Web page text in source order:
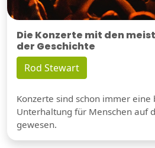
Die Konzerte mit den
der Geschichte
Rod Stewart
Konzerte sind schon immer
Unterhaltung für Menschen auf
gewesen.